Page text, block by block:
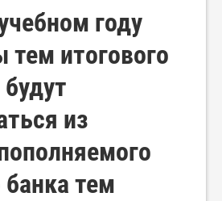
году
тем итогового
из
тем